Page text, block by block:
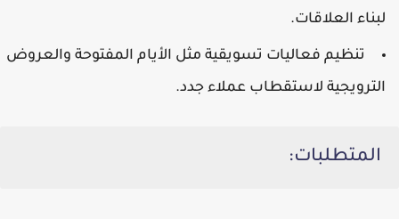
لبناء العلاقات.
تنظيم فعاليات تسويقية مثل الأيام المفتوحة والعروض
الترويجية لاستقطاب عملاء جدد.
المتطلبات: